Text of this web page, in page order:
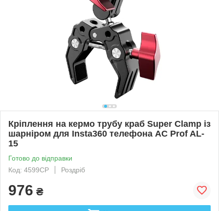
Кріплення на кермо трубу краб Super Clamp із
шарніром для Insta360 телефона AC Prof AL-
15
Готово до відправки
Код: 4599CP
Роздріб
976 ₴